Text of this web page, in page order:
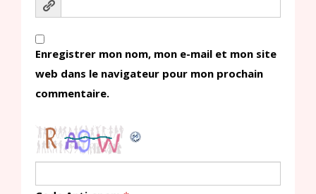
Enregistrer mon nom, mon e-mail et mon site
web dans le navigateur pour mon prochain
commentaire.